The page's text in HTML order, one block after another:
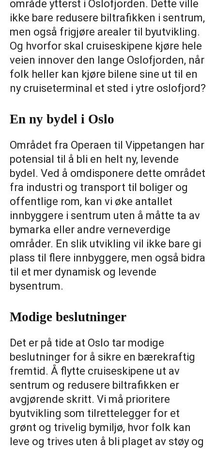
område ytterst i Oslofjorden. Dette ville
ikke bare redusere biltrafikken i sentrum,
men også frigjøre arealer til byutvikling.
Og hvorfor skal cruiseskipene kjøre hele
veien innover den lange Oslofjorden, når
folk heller kan kjøre bilene sine ut til en
ny cruiseterminal et sted i ytre oslofjord?
En ny bydel i Oslo
Området fra Operaen til Vippetangen har
potensial til å bli en helt ny, levende
bydel. Ved å omdisponere dette området
fra industri og transport til boliger og
offentlige rom, kan vi øke antallet
innbyggere i sentrum uten å måtte ta av
bymarka eller andre verneverdige
områder. En slik utvikling vil ikke bare gi
plass til flere innbyggere, men også bidra
til et mer dynamisk og levende
bysentrum.
Modige beslutninger
Det er på tide at Oslo tar modige
beslutninger for å sikre en bærekraftig
fremtid. Å flytte cruiseskipene ut av
sentrum og redusere biltrafikken er
avgjørende skritt. Vi må prioritere
byutvikling som tilrettelegger for et
grønt og trivelig bymiljø, hvor folk kan
leve og trives uten å bli plaget av støy og